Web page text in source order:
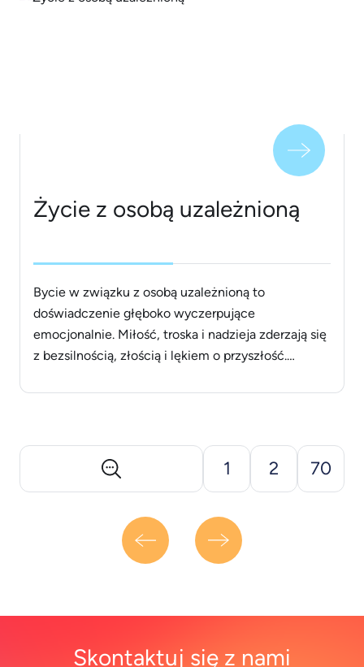
Życie z osobą uzależnioną
Bycie w związku z osobą uzależnioną to
doświadczenie głęboko wyczerpujące
emocjonalnie. Miłość, troska i nadzieja zderzają się
z bezsilnością, złością i lękiem o przyszłość.
uzależnieniem często funkcjonują na granicy
nałogiem, nałóg wpływa na każdą [&hellip;]
1 2 70
Skontaktuj się z nami